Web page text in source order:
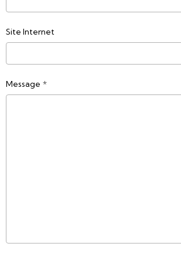
Site Internet
Message